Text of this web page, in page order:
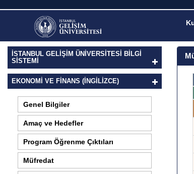
İSTANBUL GELİŞİM ÜNİVERSİTESİ BİLGİ
SİSTEMİ
EKONOMI VE FINANS (İNGILIZCE)
Genel Bilgiler
Amaç ve Hedefler
Program Öğrenme Çıktıları
Müfredat